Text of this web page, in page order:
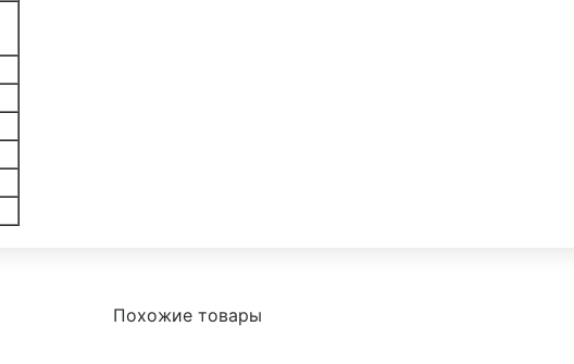
Похожие товары